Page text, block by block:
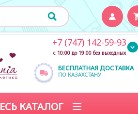
БЕСПЛАТНАЯ ДОСТАВКА
ПО КАЗАХСТАНУ
+7 (747) 142-59-93
с 10:00 до 19:00 без выходных
КАТАЛОГ